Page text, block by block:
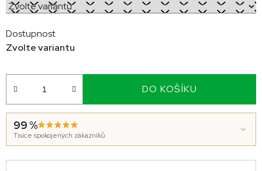
Dostupnost
Zvolte variantu
DO KOŠÍKU
99 %
Tisíce spokojených zákazníků